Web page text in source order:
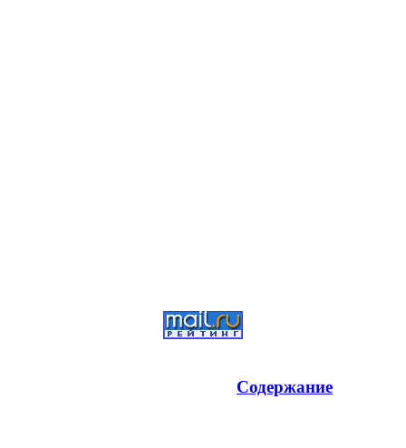
Содержание